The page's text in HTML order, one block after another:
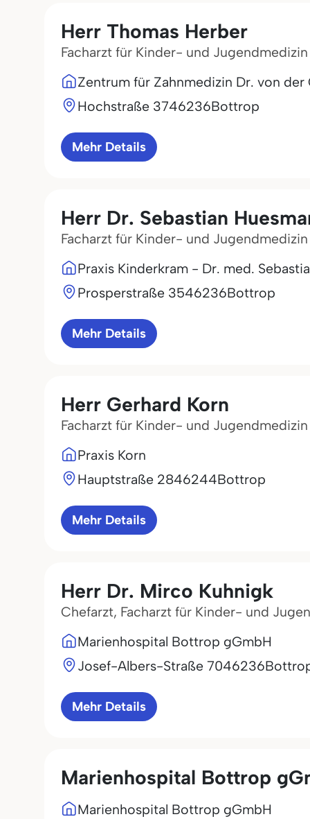
Herr Thomas Herber
Facharzt für Kinder- und Jugendmedizin
Zentrum für Zahnmedizin Dr. von der
Hochstraße 3746236Bottrop
Mehr Details
Herr Dr. Sebastian
Facharzt für Kinder- und Jugendmedizin
Praxis Kinderkram - Dr. med.
Prosperstraße 3546236Bottrop
Mehr Details
Herr Gerhard Korn
Facharzt für Kinder- und Jugendmedizin
Praxis Korn
Hauptstraße 2846244Bottrop
Mehr Details
Herr Dr. Mirco Kuhnigk
Chefarzt, Facharzt für Kinder- und
Marienhospital Bottrop gGmbH
Josef-Albers-Straße 7046236
Mehr Details
Marienhospital Bottrop
Marienhospital Bottrop gGmbH